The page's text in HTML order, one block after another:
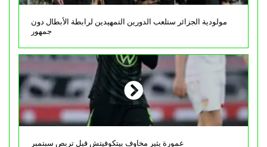
مولودية الجزائر ستلعب الدورين التمهيدين لرابطة الأبطال دون
جمهور
عمورة يثير مخاوف بيتكوفيتش قبل تربص سبتمبر